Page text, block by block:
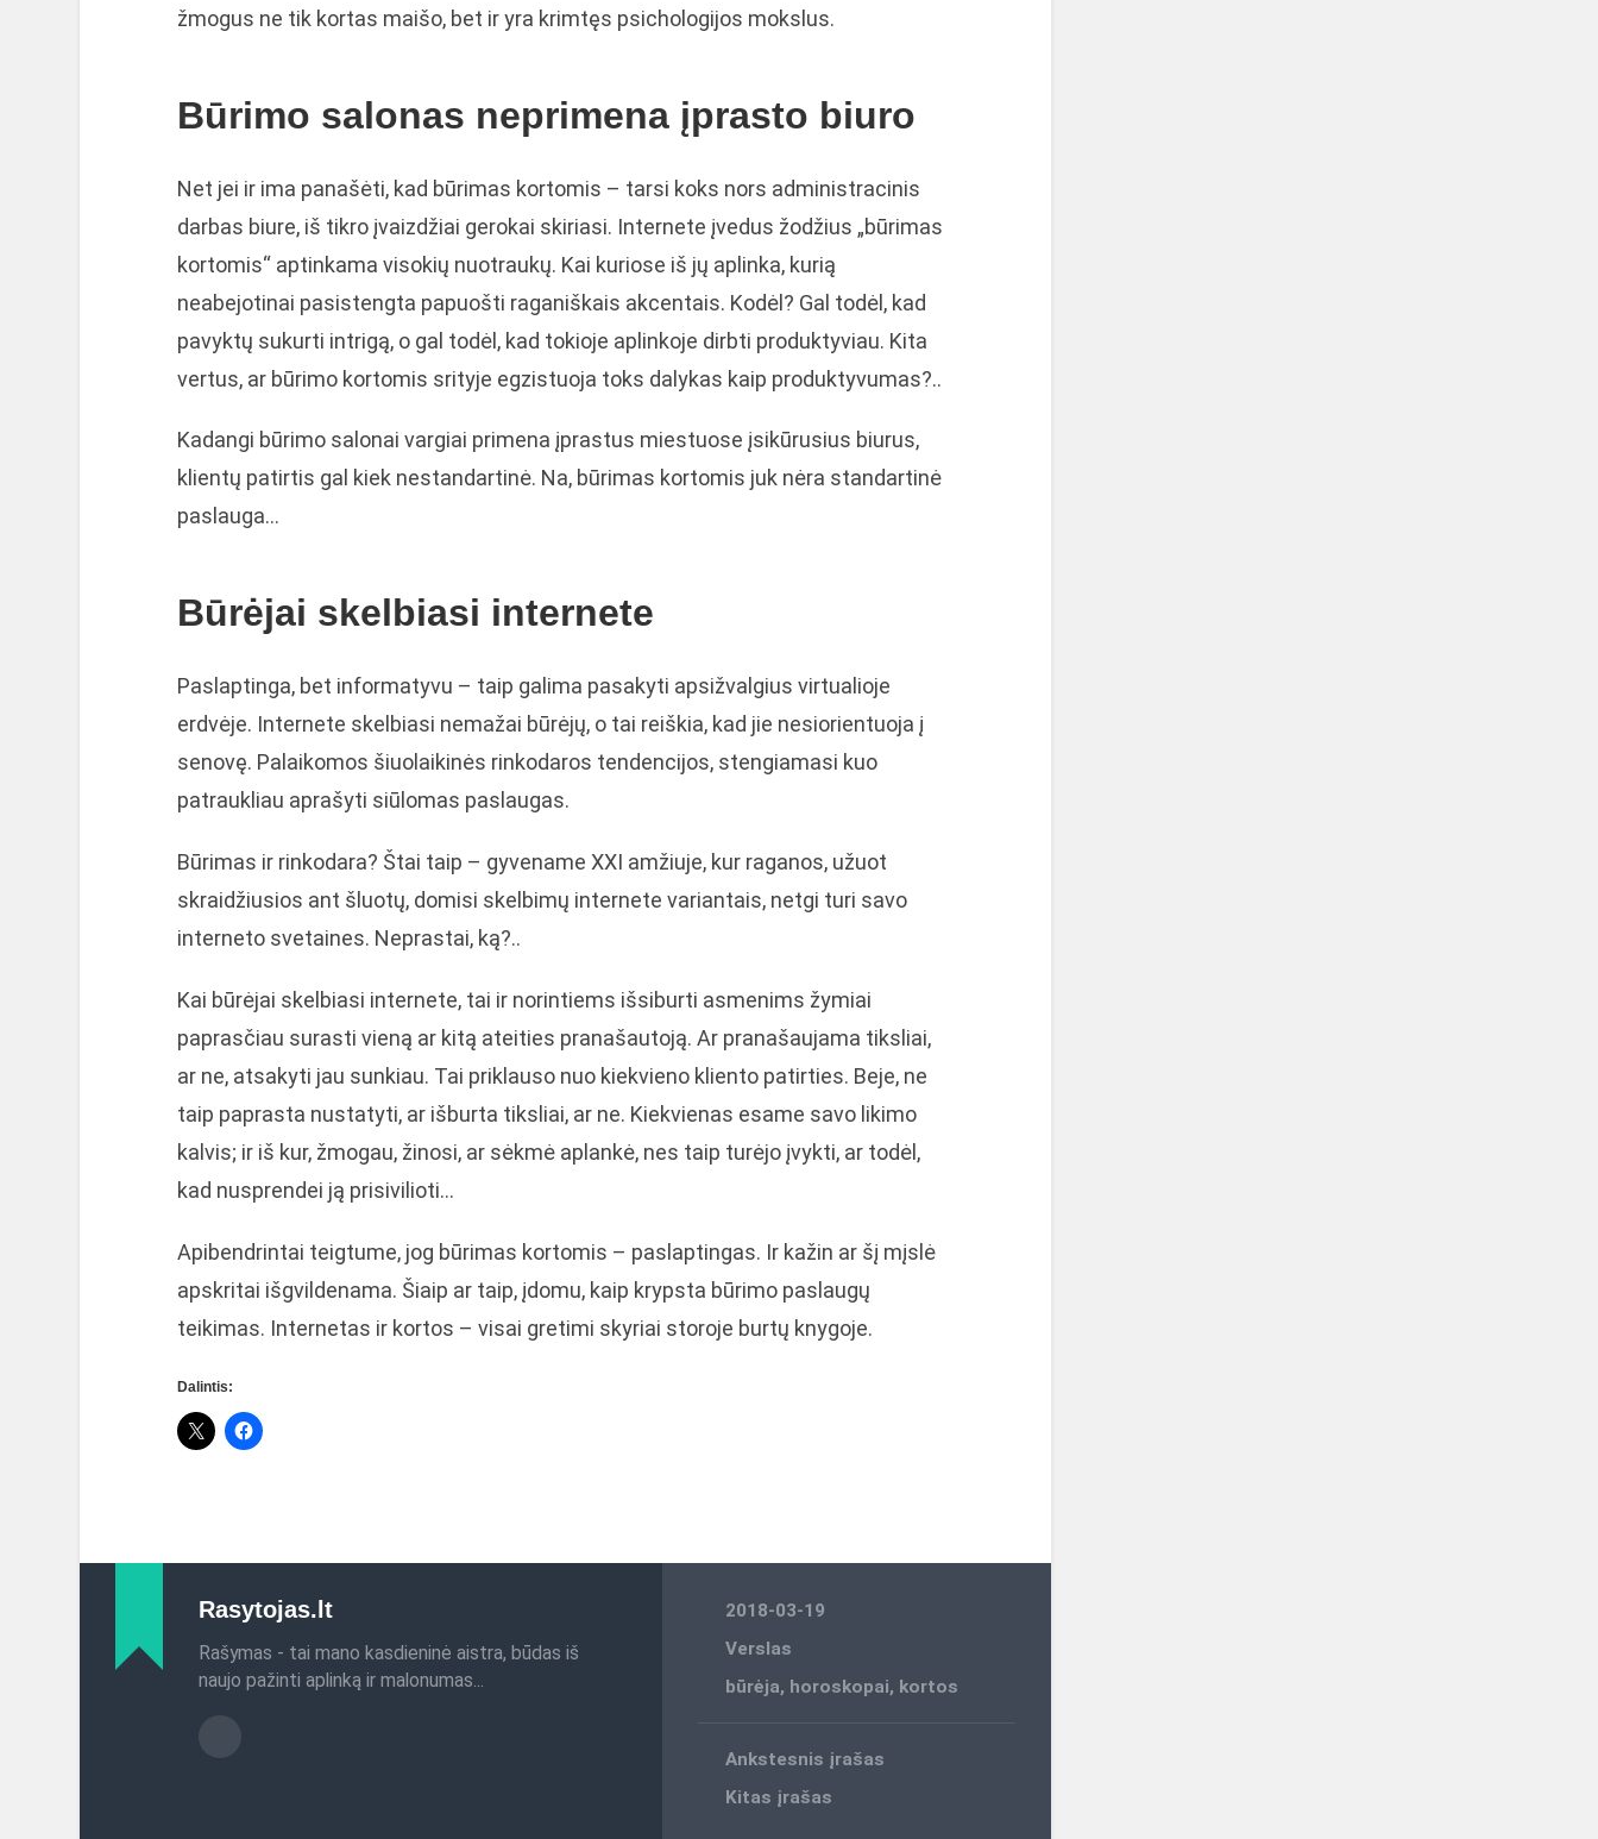
žmogus ne tik kortas maišo, bet ir yra krimtęs psichologijos mokslus.
Būrimo salonas neprimena įprasto biuro
Net jei ir ima panašėti, kad būrimas kortomis – tarsi koks nors administracinis
darbas biure, iš tikro įvaizdžiai gerokai skiriasi. Internete įvedus žodžius „būrimas
kortomis“ aptinkama visokių nuotraukų. Kai kuriose iš jų aplinka, kurią
neabejotinai pasistengta papuošti raganiškais akcentais. Kodėl? Gal todėl, kad
pavyktų sukurti intrigą, o gal todėl, kad tokioje aplinkoje dirbti produktyviau. Kita
vertus, ar būrimo kortomis srityje egzistuoja toks dalykas kaip produktyvumas?..
Kadangi būrimo salonai vargiai primena įprastus miestuose įsikūrusius biurus,
klientų patirtis gal kiek nestandartinė. Na, būrimas kortomis juk nėra standartinė
paslauga…
Būrėjai skelbiasi internete
Paslaptinga, bet informatyvu – taip galima pasakyti apsižvalgius virtualioje
erdvėje. Internete skelbiasi nemažai būrėjų, o tai reiškia, kad jie nesiorientuoja į
senovę. Palaikomos šiuolaikinės rinkodaros tendencijos, stengiamasi kuo
patraukliau aprašyti siūlomas paslaugas.
Būrimas ir rinkodara? Štai taip – gyvename XXI amžiuje, kur raganos, užuot
skraidžiusios ant šluotų, domisi skelbimų internete variantais, netgi turi savo
interneto svetaines. Neprastai, ką?..
Kai būrėjai skelbiasi internete, tai ir norintiems išsiburti asmenims žymiai
paprasčiau surasti vieną ar kitą ateities pranašautoją. Ar pranašaujama tiksliai,
ar ne, atsakyti jau sunkiau. Tai priklauso nuo kiekvieno kliento patirties. Beje, ne
taip paprasta nustatyti, ar išburta tiksliai, ar ne. Kiekvienas esame savo likimo
kalvis; ir iš kur, žmogau, žinosi, ar sėkmė aplankė, nes taip turėjo įvykti, ar todėl,
kad nusprendei ją prisivilioti…
Apibendrintai teigtume, jog būrimas kortomis – paslaptingas. Ir kažin ar šį mįslė
apskritai išgvildenama. Šiaip ar taip, įdomu, kaip krypsta būrimo paslaugų
teikimas. Internetas ir kortos – visai gretimi skyriai storoje burtų knygoje.
Dalintis:
Rasytojas.lt
Rašymas - tai mano kasdieninė aistra, būdas iš
naujo pažinti aplinką ir malonumas...
2018-03-19
Verslas
būrėja, horoskopai, kortos
Ankstesnis įrašas
Kitas įrašas